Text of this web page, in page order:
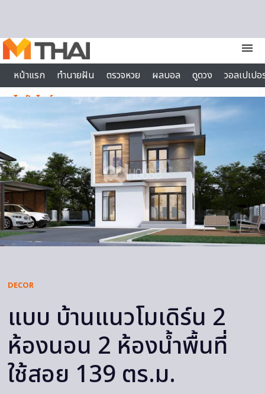
menu
หน้าแรก
ทำนายฝัน ตรวจหวย ผลบอล ดูดวง
วอลเปเป
ไลฟ์สไตล์
DECOR
แบบ บ้านแนวโมเดิร์น 2
ห้องนอน 2 ห้องน้ำพื้นที่
ใช้สอย 139 ตร.ม.